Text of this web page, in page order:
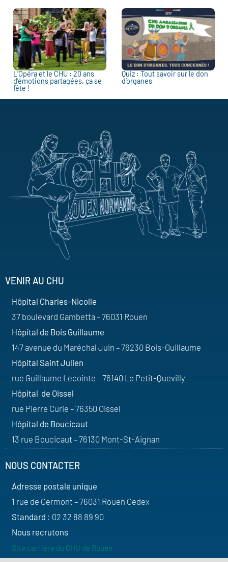
L’Opéra et le CHU : 20 ans
d’émotions partagées, ça se
fête !
Quiz : Tout savoir sur le don
d’organes
VENIR AU CHU
Hôpital Charles-Nicolle
37 boulevard Gambetta – 76031 Rouen
Hôpital de Bois Guillaume
147 avenue du Maréchal Juin – 76230 Bois-Guillaume
Hôpital Saint Julien
rue Guillaume Lecointe – 76140 Le Petit-Quevilly
Hôpital de Oissel
rue Pierre Curie – 76350 Oissel
Hôpital de Boucicaut
13 rue Boucicaut – 76130 Mont-St-Aignan
NOUS CONTACTER
Adresse postale unique
1 rue de Germont – 76031 Rouen Cedex
Standard : 02 32 88 89 90
Nous recrutons
Site carrière du CHU de Rouen